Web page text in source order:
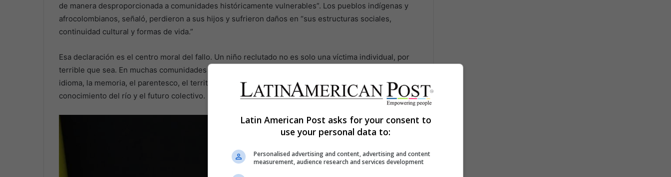
de manera desproporcionada a comunidades históricamente vulnerables”. Los pueblos indígenas y
afrocolombianos, señaló, perdieron a sus hijos y sufrieron daños en “sus estructuras sociales,
continuidad cultural y formas de vida.”
Esa declaración es el centro moral del fallo. Un niño reclutado no es solo una víctima individual, por
terrible que sea. En muchas comunidades indígenas y afrocolombianas, un niño también porta el
idioma, la memoria, el parentesco, el territorio, el conocimiento ritual, el saber agrícola, el
conocimiento del río y el futuro colectivo. Robar a un niño es perforar el mañana de un pueblo.
Latin American Post asks for your consent to
use your personal data to:
Personalised advertising and content, advertising and content
measurement, audience research and services development